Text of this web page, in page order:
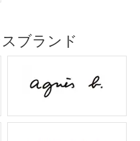
ブランド